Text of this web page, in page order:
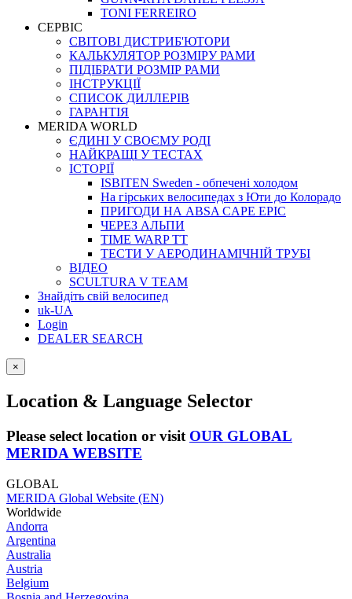
TONI FERREIRO
СЕРВІС
СВІТОВІ ДИСТРИБ'ЮТОРИ
КАЛЬКУЛЯТОР РОЗМIРУ РАМИ
ПІДІБРАТИ РОЗМІР РАМИ
IНСТРУКЦIЇ
СПИСОК ДИЛЛЕРІВ
ГАРАНТIЯ
MERIDA WORLD
ЄДИНI У СВОЄМУ РОДI
НАЙКРАЩІ У ТЕСТАХ
ІСТОРІЇ
ISBITEN Sweden - обпечені холодом
На гірських велосипедах з Юти до Колорадо
ПРИГОДИ НА ABSA CAPE EPIC
ЧЕРЕЗ АЛЬПИ
TIME WARP TT
ТЕСТИ У АЕРОДИНАМІЧНІЙ ТРУБІ
ВІДЕО
SCULTURA V TEAM
Знайдіть свій велосипед
uk-UA
Login
DEALER SEARCH
×
Location & Language Selector
Please select location or visit OUR GLOBAL
MERIDA WEBSITE
GLOBAL
MERIDA Global Website (EN)
Worldwide
Andorra
Argentina
Australia
Austria
Belgium